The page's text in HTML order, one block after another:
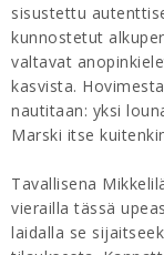
sisustettu
kunnostetut
valtavat
kasvista.
nautitaan: yksi
Marski itse
Tavallisena
vierailla tässä
laidalla se